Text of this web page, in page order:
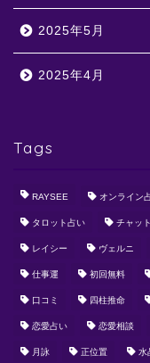
2025年5月
2025年4月
Tags
RAYSEE オンライン
タロット占い チャッ
レイシー ヴェルニ
仕事運 初回無料
口コミ 四柱推命
恋愛占い 恋愛相談
月詠 正位置 水